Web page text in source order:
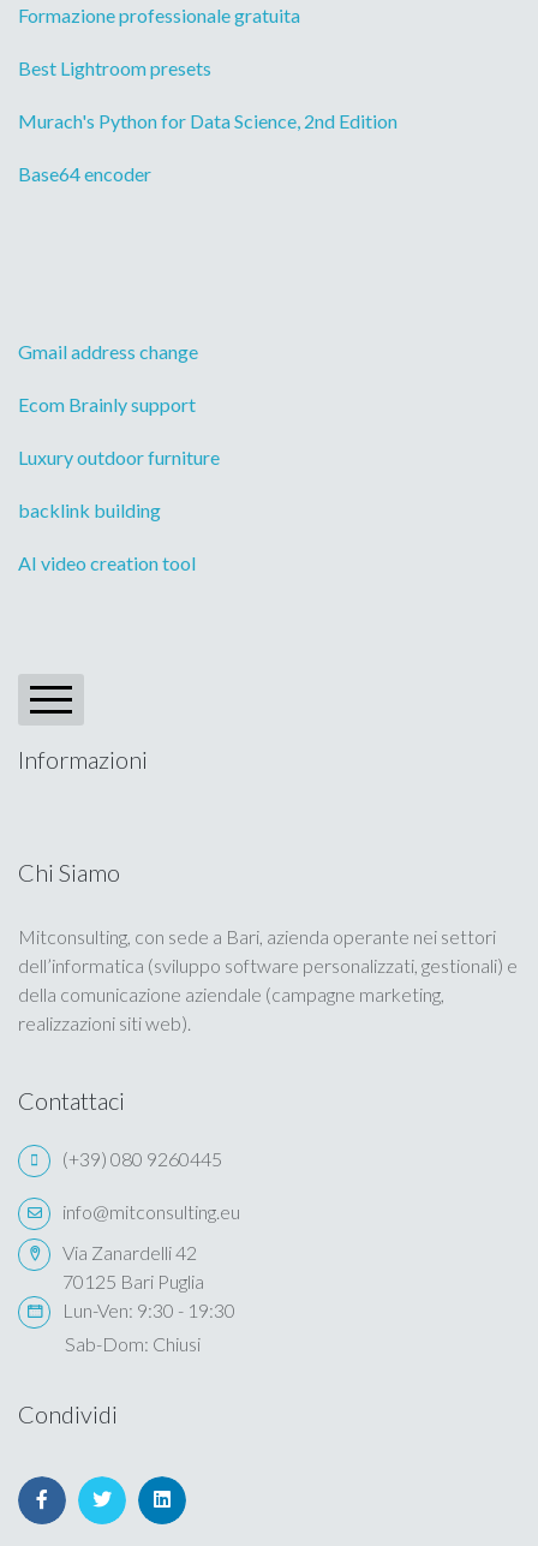
Formazione professionale gratuita
Best Lightroom presets
Murach's Python for Data Science, 2nd Edition
Base64 encoder
Gmail address change
Ecom Brainly support
Luxury outdoor furniture
backlink building
AI video creation tool
Privacy Policy
Informazioni
Chi Siamo
Mitconsulting, con sede a Bari, azienda operante nei settori
dell’informatica (sviluppo software personalizzati, gestionali) e
della comunicazione aziendale (campagne marketing,
realizzazioni siti web).
Contattaci
(+39) 080 9260445
info@mitconsulting.eu
Via Zanardelli 42
70125 Bari Puglia
Lun-Ven: 9:30 - 19:30
Sab-Dom: Chiusi
Condividi